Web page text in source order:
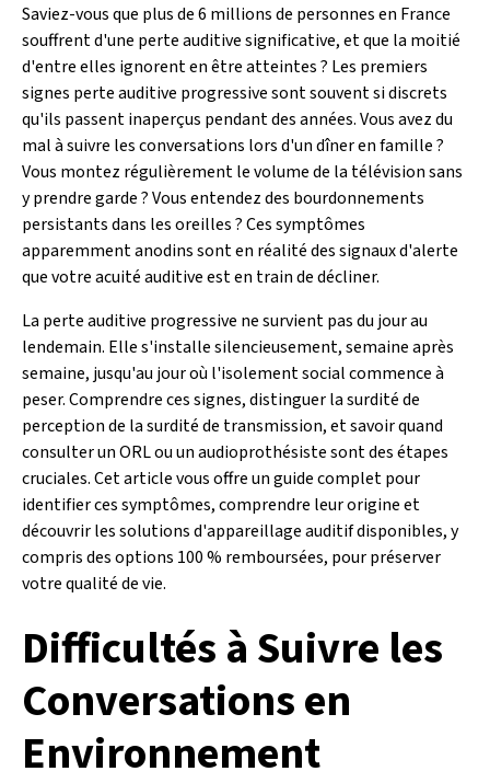
Saviez-vous que plus de 6 millions de personnes en France
souffrent d'une perte auditive significative, et que la moitié
d'entre elles ignorent en être atteintes ? Les premiers
signes perte auditive progressive sont souvent si discrets
qu'ils passent inaperçus pendant des années. Vous avez du
mal à suivre les conversations lors d'un dîner en famille ?
Vous montez régulièrement le volume de la télévision sans
y prendre garde ? Vous entendez des bourdonnements
persistants dans les oreilles ? Ces symptômes
apparemment anodins sont en réalité des signaux d'alerte
que votre acuité auditive est en train de décliner.
La perte auditive progressive ne survient pas du jour au
lendemain. Elle s'installe silencieusement, semaine après
semaine, jusqu'au jour où l'isolement social commence à
peser. Comprendre ces signes, distinguer la surdité de
perception de la surdité de transmission, et savoir quand
consulter un ORL ou un audioprothésiste sont des étapes
cruciales. Cet article vous offre un guide complet pour
identifier ces symptômes, comprendre leur origine et
découvrir les solutions d'appareillage auditif disponibles, y
compris des options 100 % remboursées, pour préserver
votre qualité de vie.
Difficultés à Suivre les
Conversations en
Environnement